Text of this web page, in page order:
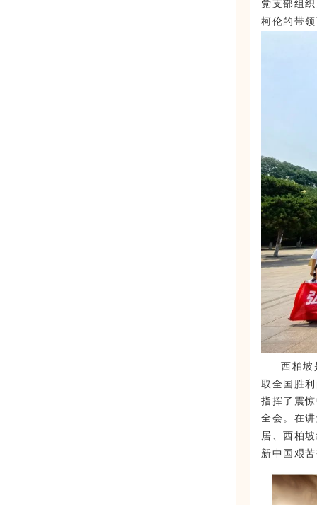
党支部组
柯伦的带
西柏坡
取全国胜
指挥了震
全会。 在
居、西柏
新中国艰